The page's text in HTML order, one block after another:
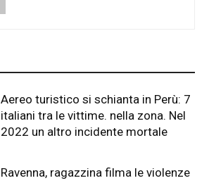
Aereo turistico si schianta in Perù: 7
italiani tra le vittime. nella zona. Nel
2022 un altro incidente mortale
Ravenna, ragazzina filma le violenze